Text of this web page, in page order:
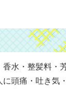
香水・整髪料・
に頭痛・吐き気